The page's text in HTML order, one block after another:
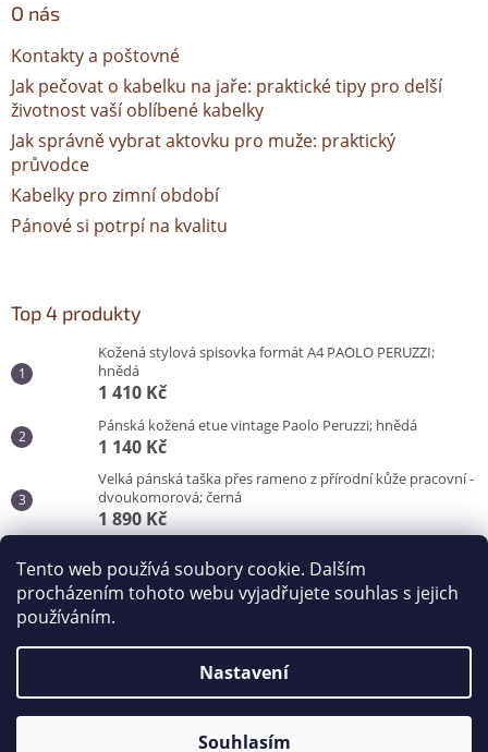
Tento web používá soubory cookie. Dalším
procházením tohoto webu vyjadřujete souhlas s jejich
používáním.
Nastavení
Souhlasím
O nás
Kontakty a poštovné
Jak pečovat o kabelku na jaře: praktické tipy pro delší
životnost vaší oblíbené kabelky
Jak správně vybrat aktovku pro muže: praktický
průvodce
Kabelky pro zimní období
Pánové si potrpí na kvalitu
Top 4 produkty
Kožená stylová spisovka formát A4 PAOLO PERUZZI;
hnědá
1 410 Kč
Pánská kožená etue vintage Paolo Peruzzi; hnědá
1 140 Kč
Velká pánská taška přes rameno z přírodní kůže pracovní -
dvoukomorová; černá
1 890 Kč
870 Kč
Vytvořil Shoptet
Copyright 2026Kabelky od Hraběnky. Všechna práva
vyhrazena.